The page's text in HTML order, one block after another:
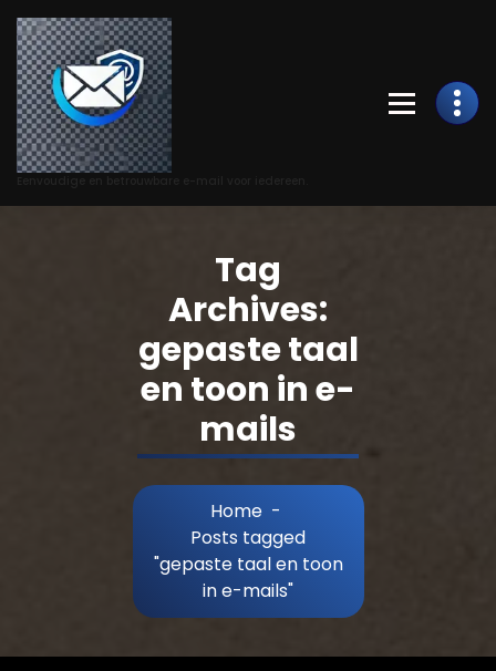
Skip
to
Content
Tag
Archives:
gepaste taal
en toon in e-
mails
Home -
Posts tagged
"gepaste taal en toon
in e-mails"